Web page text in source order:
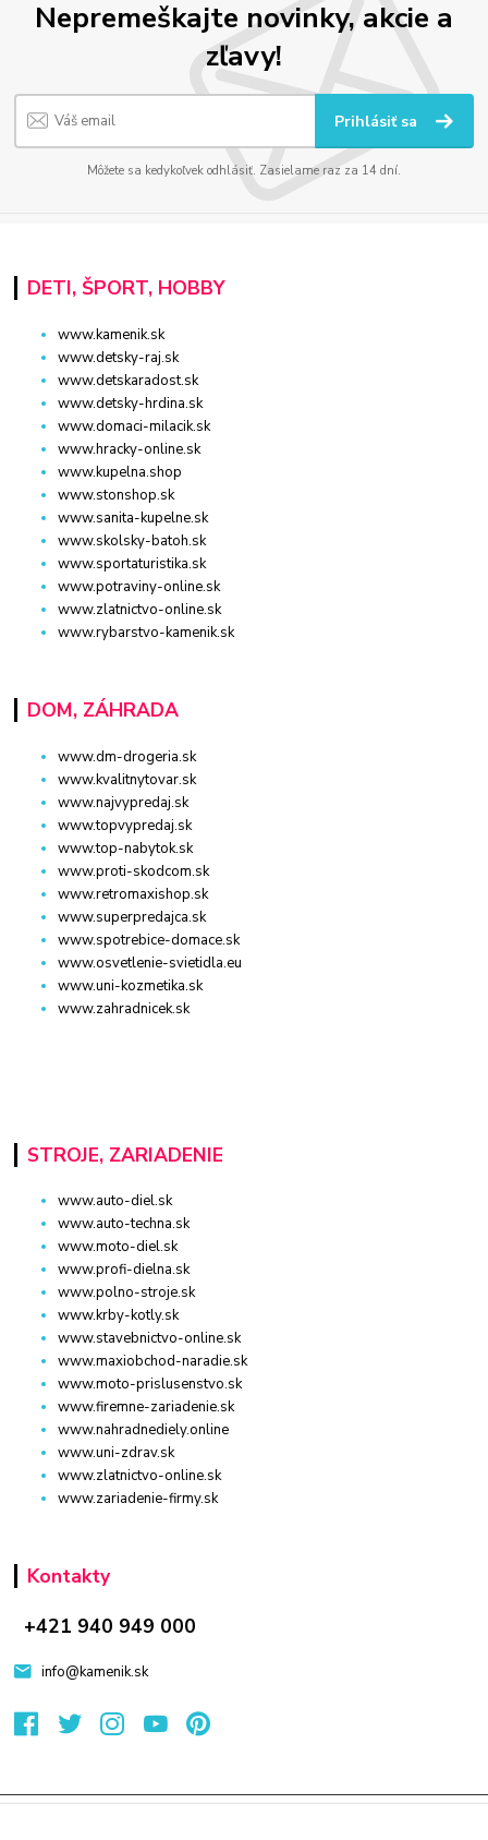
Nepremeškajte novinky, akcie a
zľavy!
Prihlásiť sa
Môžete sa kedykoľvek odhlásiť. Zasielame raz za 14 dní.
DETI, ŠPORT, HOBBY
www.kamenik.sk
www.detsky-raj.sk
www.detskaradost.sk
www.detsky-hrdina.sk
www.domaci-milacik.sk
www.hracky-online.sk
www.kupelna.shop
www.stonshop.sk
www.sanita-kupelne.sk
www.skolsky-batoh.sk
www.sportaturistika.sk
www.potraviny-online.sk
www.zlatnictvo-online.sk
www.rybarstvo-kamenik.sk
DOM, ZÁHRADA
www.dm-drogeria.sk
www.kvalitnytovar.sk
www.najvypredaj.sk
www.topvypredaj.sk
www.top-nabytok.sk
www.proti-skodcom.sk
www.retromaxishop.sk
www.superpredajca.sk
www.spotrebice-domace.sk
www.osvetlenie-svietidla.eu
www.uni-kozmetika.sk
www.zahradnicek.sk
STROJE, ZARIADENIE
www.auto-diel.sk
www.auto-techna.sk
www.moto-diel.sk
www.profi-dielna.sk
www.polno-stroje.sk
www.krby-kotly.sk
www.stavebnictvo-online.sk
www.maxiobchod-naradie.sk
www.moto-prislusenstvo.sk
www.firemne-zariadenie.sk
www.nahradnediely.online
www.uni-zdrav.sk
www.zlatnictvo-online.sk
www.zariadenie-firmy.sk
Kontakty
+421 940 949 000
info@kamenik.sk